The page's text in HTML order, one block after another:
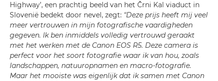
Highway’, een prachtig beeld van het Črni Kal viaduct in
Slovenië bedekt door nevel, zegt: “Deze prijs heeft mij veel
meer vertrouwen in mijn fotografische vaardigheden
gegeven. Ik ben inmiddels volledig vertrouwd geraakt
met het werken met de Canon EOS R5. Deze camera is
perfect voor het soort fotografie waar ik van hou, zoals
landschappen, natuuropnamen en macro-fotografie.
Maar het mooiste was eigenlijk dat ik samen met Canon